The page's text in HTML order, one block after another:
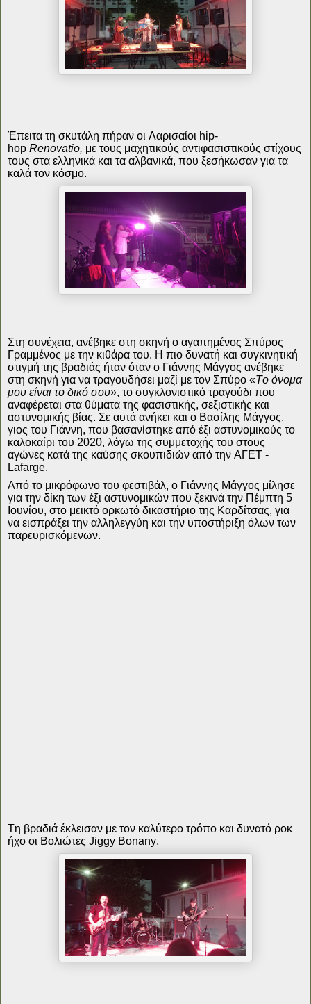
Έπειτα τη σκυτάλη πήραν οι Λαρισαίοι hip-
hop Renovatio, με τους μαχητικούς αντιφασιστικούς στίχους
τους στα ελληνικά και τα αλβανικά, που ξεσήκωσαν για τα
καλά τον κόσμο.
Στη συνέχεια, ανέβηκε στη σκηνή ο αγαπημένος Σπύρος
Γραμμένος με την κιθάρα του. Η πιο δυνατή και συγκινητική
στιγμή της βραδιάς ήταν όταν ο Γιάννης Μάγγος ανέβηκε
στη σκηνή για να τραγουδήσει μαζί με τον Σπύρο «Το όνομα
μου είναι το δικό σου», το συγκλονιστικό τραγούδι που
αναφέρεται στα θύματα της φασιστικής, σεξιστικής και
αστυνομικής βίας. Σε αυτά ανήκει και ο Βασίλης Μάγγος,
γιος του Γιάννη, που βασανίστηκε από έξι αστυνομικούς το
καλοκαίρι του 2020, λόγω της συμμετοχής του στους
αγώνες κατά της καύσης σκουπιδιών από την ΑΓΕΤ -
Lafarge.
Από το μικρόφωνο του φεστιβάλ, ο Γιάννης Μάγγος μίλησε
για την δίκη των έξι αστυνομικών που ξεκινά την Πέμπτη 5
Ιουνίου, στο μεικτό ορκωτό δικαστήριο της Καρδίτσας, για
να εισπράξει την αλληλεγγύη και την υποστήριξη όλων των
παρευρισκόμενων.
Τη βραδιά έκλεισαν με τον καλύτερο τρόπο και δυνατό ροκ
ήχο οι Βολιώτες Jiggy Bonany.